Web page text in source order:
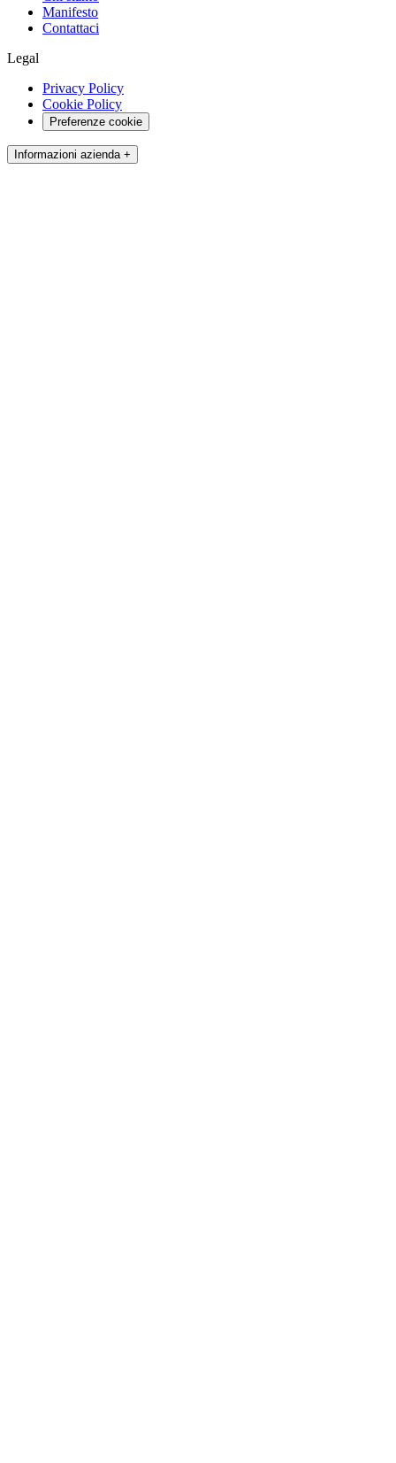
Manifesto
Contattaci
Legal
Privacy Policy
Cookie Policy
Preferenze cookie
Informazioni azienda +